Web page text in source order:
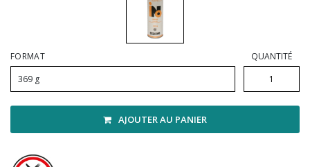
FORMAT
369 g
QUANTITÉ
AJOUTER AU PANIER